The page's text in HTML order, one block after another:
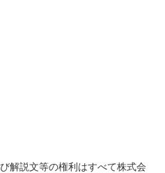
解説文等の権利はすべて株式会